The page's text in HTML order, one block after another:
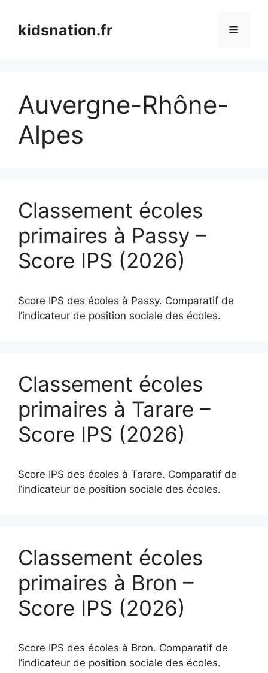
contenukidsnation.fr Menu
Auvergne-Rhône-
Alpes
Classement écoles
primaires à Passy –
Score IPS (2026)
Score IPS des écoles à Passy. Comparatif de
l’indicateur de position sociale des écoles.
Classement écoles
primaires à Tarare –
Score IPS (2026)
Score IPS des écoles à Tarare. Comparatif de
l’indicateur de position sociale des écoles.
Classement écoles
primaires à Bron –
Score IPS (2026)
Score IPS des écoles à Bron. Comparatif de
l’indicateur de position sociale des écoles.